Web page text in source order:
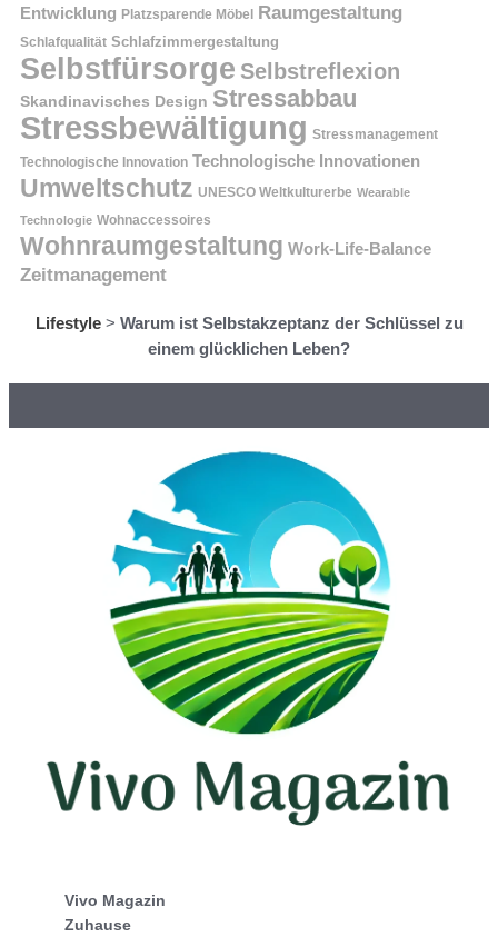
Entwicklung Platzsparende Möbel Raumgestaltung
Schlafqualität Schlafzimmergestaltung
Selbstfürsorge Selbstreflexion
Skandinavisches Design Stressabbau
Stressbewältigung Stressmanagement
Technologische Innovation Technologische Innovationen
Umweltschutz UNESCO Weltkulturerbe Wearable
Technologie Wohnaccessoires
Wohnraumgestaltung Work-Life-Balance
Zeitmanagement
Lifestyle> Warum ist Selbstakzeptanz der Schlüssel zu
einem glücklichen Leben?
Vivo Magazin
Zuhause